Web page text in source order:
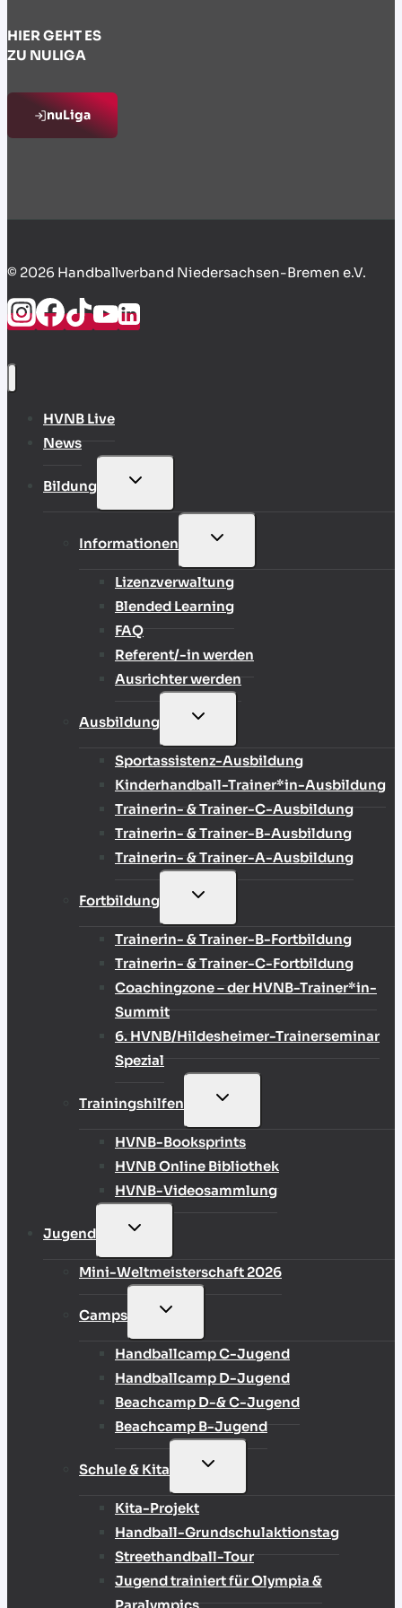
HIER GEHT ES
ZU NULIGA
nuLiga
© 2026 Handballverband Niedersachsen-Bremen e.V.
HVNB Live
News
Bildung
UNTERMENÜ
Informationen
UNTERMENÜ
Lizenzverwaltung
Blended Learning
FAQ
Referent/-in werden
Ausrichter werden
Ausbildung
UNTERMENÜ
Sportassistenz-Ausbildung
Kinderhandball-Trainer*in-Ausbildung
Trainerin- & Trainer-C-Ausbildung
Trainerin- & Trainer-B-Ausbildung
Trainerin- & Trainer-A-Ausbildung
Fortbildung
UNTERMENÜ
Trainerin- & Trainer-B-Fortbildung
Trainerin- & Trainer-C-Fortbildung
Coachingzone – der HVNB-Trainer*in-
Summit
6. HVNB/Hildesheimer-Trainerseminar
Spezial
Trainingshilfen
UNTERMENÜ
HVNB-Booksprints
HVNB Online Bibliothek
HVNB-Videosammlung
Jugend
UNTERMENÜ
Mini-Weltmeisterschaft 2026
Camps
UNTERMENÜ
Handballcamp C-Jugend
Handballcamp D-Jugend
Beachcamp D-& C-Jugend
Beachcamp B-Jugend
Schule & Kita
UNTERMENÜ
Kita-Projekt
Handball-Grundschulaktionstag
Streethandball-Tour
Jugend trainiert für Olympia &
Paralympics